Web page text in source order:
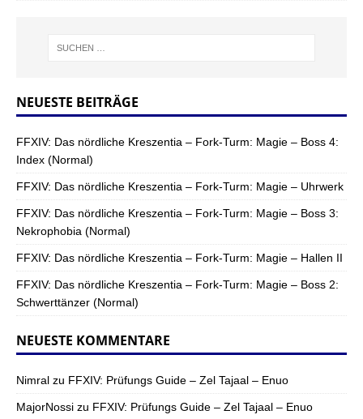
NEUESTE BEITRÄGE
FFXIV: Das nördliche Kreszentia – Fork-Turm: Magie – Boss 4:
Index (Normal)
FFXIV: Das nördliche Kreszentia – Fork-Turm: Magie – Uhrwerk
FFXIV: Das nördliche Kreszentia – Fork-Turm: Magie – Boss 3:
Nekrophobia (Normal)
FFXIV: Das nördliche Kreszentia – Fork-Turm: Magie – Hallen II
FFXIV: Das nördliche Kreszentia – Fork-Turm: Magie – Boss 2:
Schwerttänzer (Normal)
NEUESTE KOMMENTARE
Nimral zu FFXIV: Prüfungs Guide – Zel Tajaal – Enuo
MajorNossi zu FFXIV: Prüfungs Guide – Zel Tajaal – Enuo